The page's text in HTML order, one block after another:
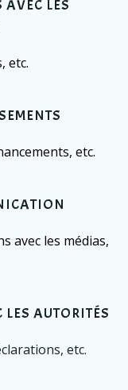
LES
etc.
etc.
avec les médias,
AUTORITÉS
etc.